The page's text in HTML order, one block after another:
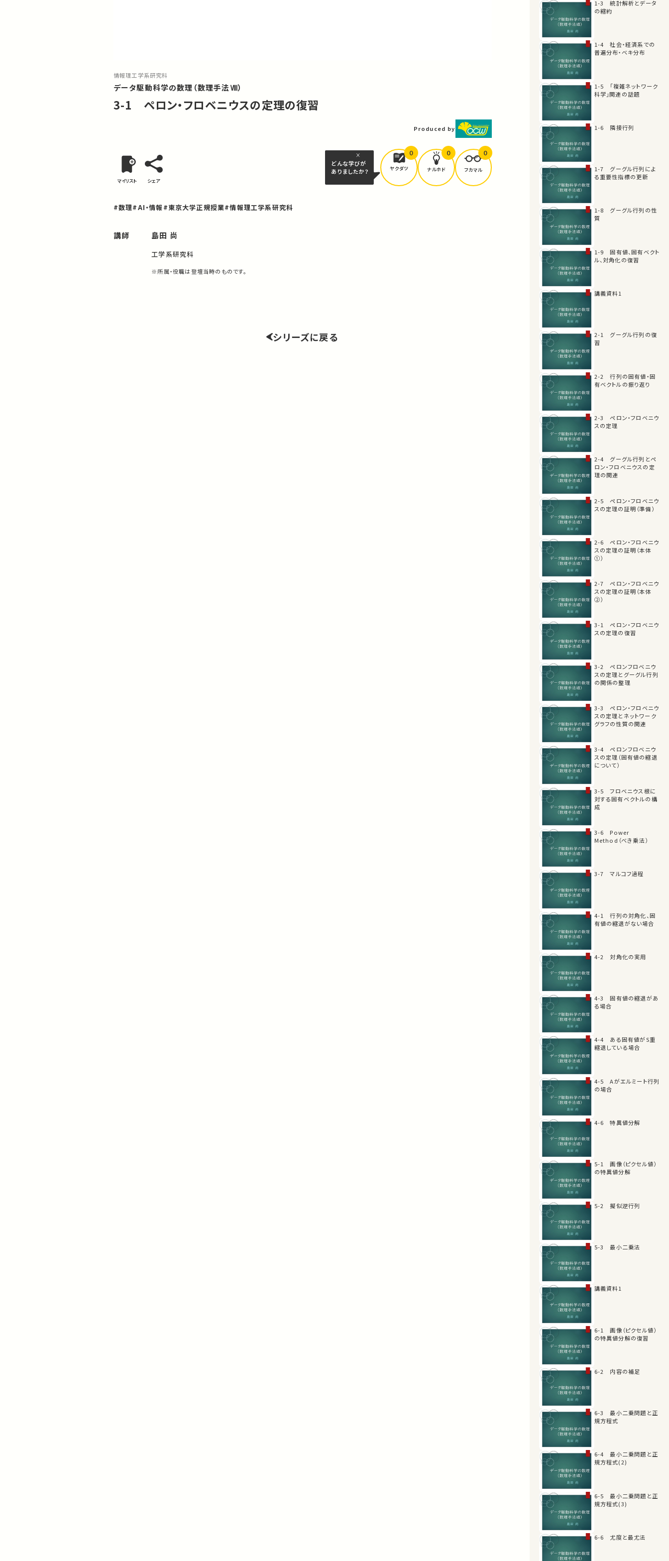
情報理工学系研究科
データ駆動科学の数理（数理手法Ⅷ）
3-1 ペロン・フロベニウスの定理の復習
Produced by
マイリスト シェア
どんな学びが
ありましたか？
ヤクダツ
0
ナルホド
0
フカマル
0
#数理#AI・情報 #東京大学正規授業#情報理工学系研究科
講師 島田 尚
工学系研究科
※所属・役職は登壇当時のものです。
シリーズに戻る
1-3 統計解析とデータ
の縮約
1-4 社会・経済系での
普遍分布・ベキ分布
1-5 「複雑ネットワーク
科学」関連の話題
1-6 隣接行列
1-7 グーグル行列によ
る重要性指標の更新
1-8 グーグル行列の性
質
1-9 固有値、固有ベクト
ル、対角化の復習
講義資料1
2-1 グーグル行列の復
習
2-2 行列の固有値・固
有ベクトルの振り返り
2-3 ペロン・フロベニウ
スの定理
2-4 グーグル行列とペ
ロン・フロベニウスの定
理の関連
2-5 ペロン・フロベニウ
スの定理の証明（準備）
2-6 ペロン・フロベニウ
スの定理の証明（本体
①）
2-7 ペロン・フロベニウ
スの定理の証明（本体
②）
3-1 ペロン・フロベニウ
スの定理の復習
3-2 ペロンフロベニウ
スの定理とグーグル行列
の関係の整理
3-3 ペロン・フロベニウ
スの定理とネットワーク
グラフの性質の関連
3-4 ペロンフロベニウ
スの定理（固有値の縮退
について）
3-5 フロベニウス根に
対する固有ベクトルの構
成
3-6 Power
Method（べき乗法）
3-7 マルコフ過程
4-1 行列の対角化、固
有値の縮退がない場合
4-2 対角化の実用
4-3 固有値の縮退があ
る場合
4-4 ある固有値がS重
縮退している場合
4-5 Aがエルミート行列
の場合
4-6 特異値分解
5-1 画像（ピクセル値）
の特異値分解
5-2 擬似逆行列
5-3 最小二乗法
講義資料1
6-1 画像（ピクセル値）
の特異値分解の復習
6-2 内容の補足
6-3 最小二乗問題と正
規方程式
6-4 最小二乗問題と正
規方程式(2)
6-5 最小二乗問題と正
規方程式(3)
6-6 尤度と最尤法